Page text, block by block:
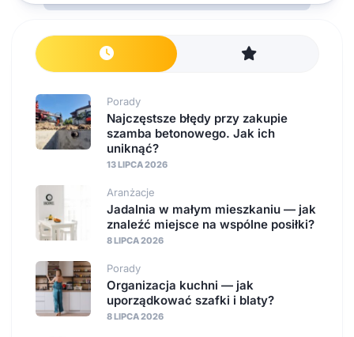
Porady
Najczęstsze błędy przy zakupie
szamba betonowego. Jak ich
uniknąć?
13 LIPCA 2026
Aranżacje
Jadalnia w małym mieszkaniu — jak
znaleźć miejsce na wspólne posiłki?
8 LIPCA 2026
Porady
Organizacja kuchni — jak
uporządkować szafki i blaty?
8 LIPCA 2026